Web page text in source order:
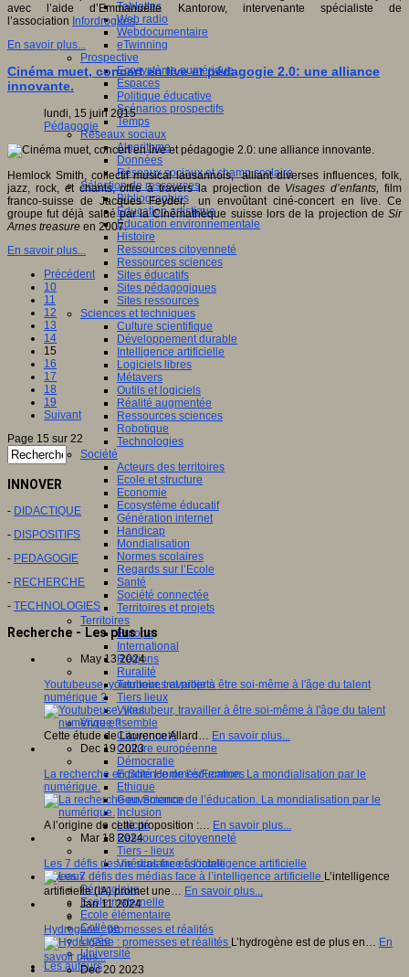
Tablettes
Web radio
Webdocumentaire
eTwinning
Prospective
Ecosystème numérique
Espaces
Politique éducative
Scénarios prospectifs
Temps
Réseaux sociaux
Algorithme
Données
Réseaux sociaux et champ scolaire
Sélection de ressources
Bibliographies
Education artistique
Education environnementale
Histoire
Ressources citoyenneté
Ressources sciences
Sites éducatifs
Sites pédagogiques
Sites ressources
Sciences et techniques
Culture scientifique
Développement durable
Intelligence artificielle
Logiciels libres
Métavers
Outils et logiciels
Réalité augmentée
Ressources sciences
Robotique
Technologies
Société
Acteurs des territoires
Ecole et structure
Economie
Ecosystème éducatif
Génération internet
Handicap
Mondialisation
Normes scolaires
Regards sur l’Ecole
Santé
Société connectée
Territoires et projets
Territoires
Europe
International
Régions
Ruralité
Territoires et projets
Tiers lieux
Villes
Vivre ensemble
Citoyenneté
Culture européenne
Démocratie
Egalité Hommes/Femmes
Ethique
Gouvernance
Inclusion
Laïcité
Ressources citoyenneté
Tiers - lieux
Vie scolaire et sociale
Niveaux
Périscolaire
Ecole maternelle
Ecole élémentaire
Collège
Lycée
Université
Les auteurs
avec l’aide d’Emmanuelle Kantorow, intervenante spécialiste de
l’association Infordrogues.
En savoir plus...
Cinéma muet, concert en live et pédagogie 2.0: une alliance
innovante.
lundi, 15 juin 2015
Pédagogie
Hemlock Smith, collectif musical lausannois, alliant diverses influences, folk,
jazz, rock, et chants, offre à travers la projection de Visages d’enfants,film
franco-suisse de Jacques Feyder, un envoûtant ciné-concert en live. Ce
groupe fut déjà salué par la Cinémathèque suisse lors de la projection de Sir
Arnes treasure en 2007.
En savoir plus...
Précédent
10
11
12
13
14
15
16
17
18
19
Suivant
Page 15 sur 22
INNOVER
- DIDACTIQUE
- DISPOSITIFS
- PEDAGOGIE
- RECHERCHE
- TECHNOLOGIES
Recherche - Les plus lus
May 13 2024
Youtubeuse, youtubeur, travailler à être soi-même à l'âge du talent
numérique ?
Cette étude de Laurence Allard… En savoir plus...
Dec 19 2023
La recherche en Science de l’éducation. La mondialisation par le
numérique.
A l’origine de cette proposition :… En savoir plus...
Mar 18 2024
Les 7 défis des médias face à l’intelligence artificielle
L’intelligence
artificielle (IA) promet une… En savoir plus...
Jan 11 2024
Hydrogène : promesses et réalités
L’hydrogène est de plus en… En
savoir plus...
Dec 20 2023